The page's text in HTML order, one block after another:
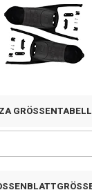
GRÖSSENTABELLE